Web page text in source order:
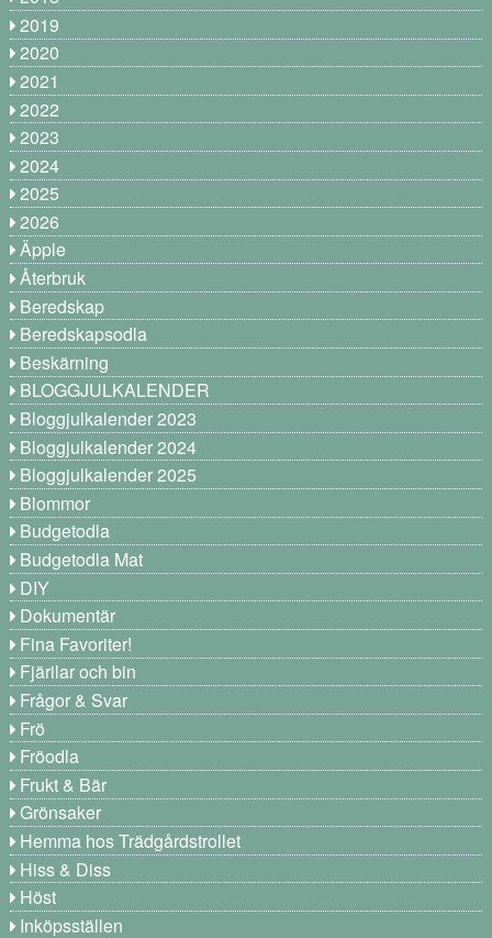
2019
2020
2021
2022
2023
2024
2025
2026
Äpple
Återbruk
Beredskap
Beredskapsodla
Beskärning
BLOGGJULKALENDER
Bloggjulkalender 2023
Bloggjulkalender 2024
Bloggjulkalender 2025
Blommor
Budgetodla
Budgetodla Mat
DIY
Dokumentär
Fina Favoriter!
Fjärilar och bin
Frågor & Svar
Frö
Fröodla
Frukt & Bär
Grönsaker
Hemma hos Trädgårdstrollet
Hiss & Diss
Höst
Inköpsställen